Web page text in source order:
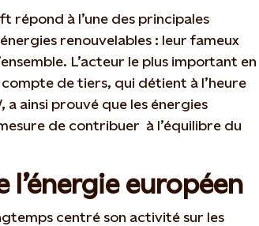
répond à l’une des principales
renouvelables : leur fameux
L’acteur le plus important en
de tiers, qui détient à l’heure
ainsi prouvé que les énergies
de contribuer à l’équilibre du
l’énergie européen
centré son activité sur les